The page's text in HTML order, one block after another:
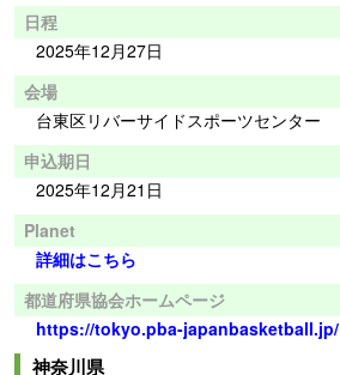
日程
2025年12月27日
会場
台東区リバーサイドスポーツセンター
申込期日
2025年12月21日
Planet
詳細はこちら
都道府県協会ホームページ
https://tokyo.pba-japanbasketball.jp/
神奈川県